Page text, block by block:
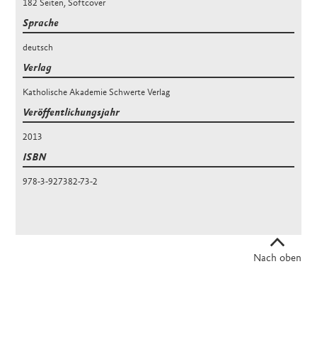
182 Seiten,Softcover
Sprache
deutsch
Verlag
Katholische Akademie Schwerte Verlag
Veröffentlichungsjahr
2013
ISBN
978-3-927382-73-2
Nach oben